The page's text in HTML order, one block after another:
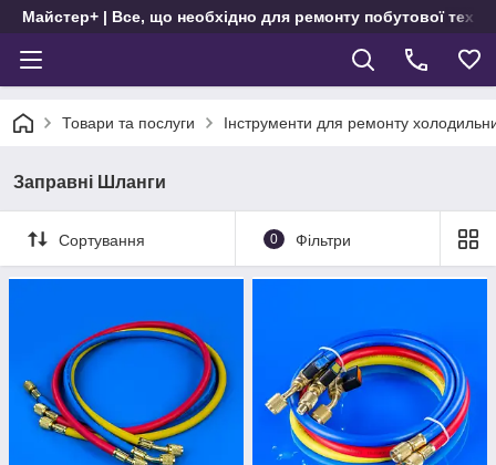
Майстер+ | Все, що необхідно для ремонту побутової
Товари та послуги Інструменти для ремонту
Заправні Шланги
Сортування 0 Фільтри